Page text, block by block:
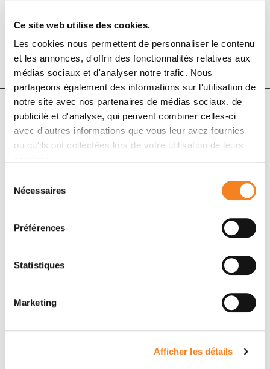
Ce site web utilise des cookies.
Les cookies nous permettent de personnaliser le contenu
et les annonces, d'offrir des fonctionnalités relatives aux
médias sociaux et d'analyser notre trafic. Nous
partageons également des informations sur l'utilisation de
notre site avec nos partenaires de médias sociaux, de
publicité et d'analyse, qui peuvent combiner celles-ci
avec d'autres informations que vous leur avez fournies
ou qu'ils ont collectées lors de votre utilisation de leurs
Nécessaires
Préférences
Statistiques
Marketing
Afficher les détails
DOI :10.1016/j.canrad.2016.02.011
Auteurs
Carrie, R. Mazeron, S. Helfré, C. Alapetite, A. Jouin, B.
Coche, L. Padovani, X. Muracciole, V. Bernier, C.
Habrand, C. Kerr, P.Y. Bondiau, A. Ruffier, S. Chapet,